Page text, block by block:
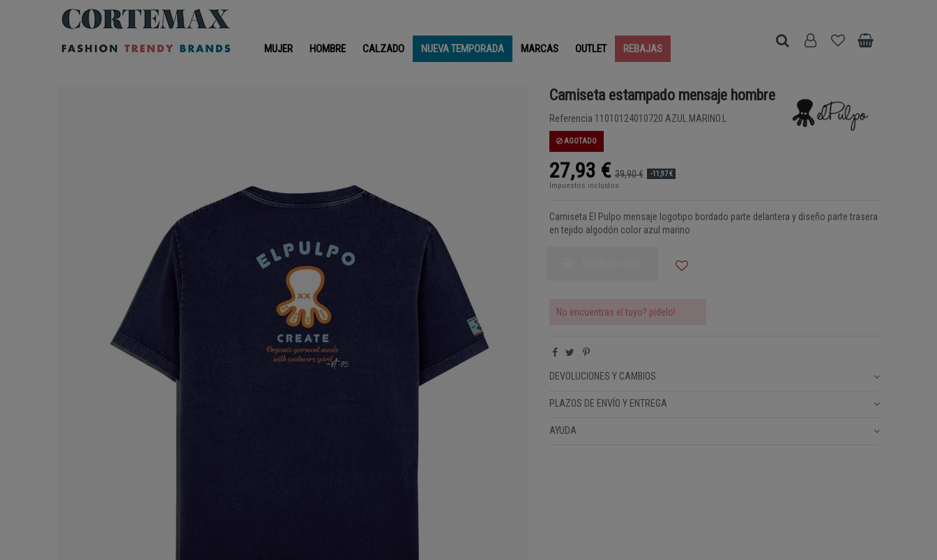
MUJER HOMBRE CALZADO NUEVA TEMPORADA MARCAS OUTLET REBAJAS
Camiseta estampado mensaje hombre
Referencia 11010124010720.AZUL MARINO.L
AGOTADO
27,93 € 39,90 €
-11,97 €
Impuestos incluidos
Camiseta El Pulpo mensaje logotipo bordado parte delantera y diseño parte trasera
en tejido algodón color azul marino
No encuentras el tuyo? pídelo!
DEVOLUCIONES Y CAMBIOS
PLAZOS DE ENVÍO Y ENTREGA
AYUDA